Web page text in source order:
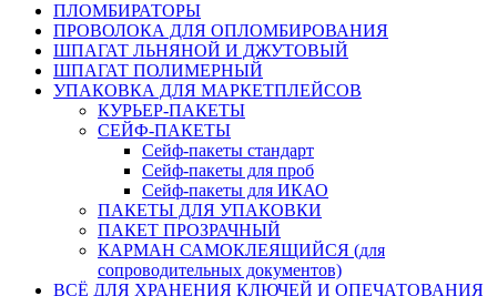
ПЛОМБИРАТОРЫ
ПРОВОЛОКА ДЛЯ ОПЛОМБИРОВАНИЯ
ШПАГАТ ЛЬНЯНОЙ И ДЖУТОВЫЙ
ШПАГАТ ПОЛИМЕРНЫЙ
УПАКОВКА ДЛЯ МАРКЕТПЛЕЙСОВ
КУРЬЕР-ПАКЕТЫ
СЕЙФ-ПАКЕТЫ
Сейф-пакеты стандарт
Сейф-пакеты для проб
Сейф-пакеты для ИКАО
ПАКЕТЫ ДЛЯ УПАКОВКИ
ПАКЕТ ПРОЗРАЧНЫЙ
КАРМАН САМОКЛЕЯЩИЙСЯ (для
сопроводительных документов)
ВСЁ ДЛЯ ХРАНЕНИЯ КЛЮЧЕЙ И ОПЕЧАТОВАНИЯ